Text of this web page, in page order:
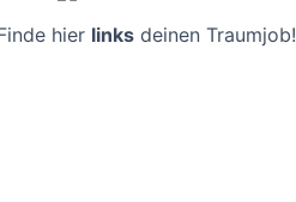
hier linksdeinen Traumjob!